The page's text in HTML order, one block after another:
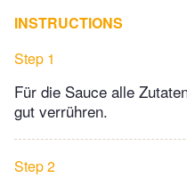
INSTRUCTIONS
Step 1
Für die Sauce alle
gut verrühren.
Step 2